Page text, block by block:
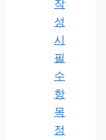
작
성
시
필
수
항
목
정